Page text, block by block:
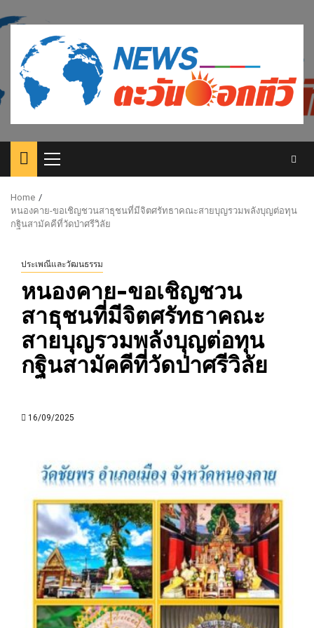
to
content
Primary
Menu
Home
หนองคาย-ขอเชิญชวนสาธุชนที่มีจิตศรัทธาคณะสายบุญรวมพลังบุญต่อทุน
กฐินสามัคคีที่วัดป่าศรีวิลัย
ประเพณีและวัฒนธรรม
หนองคาย-ขอเชิญชวน
สาธุชนที่มีจิตศรัทธาคณะ
สายบุญรวมพลังบุญต่อทุน
กฐินสามัคคีที่วัดป่าศรีวิลัย
16/09/2025